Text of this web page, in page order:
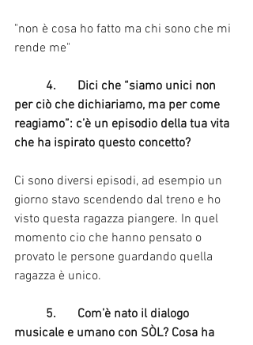
"non è cosa ho fatto ma chi sono che mi
rende me"
per ciò che dichiariamo, ma per come
reagiamo”: c’è un episodio della tua vita
che ha ispirato questo concetto?
Ci sono diversi episodi, ad esempio un
giorno stavo scendendo dal treno e ho
visto questa ragazza piangere. In quel
momento cio che hanno pensato o
provato le persone guardando quella
ragazza è unico.
musicale e umano con SÒL? Cosa ha